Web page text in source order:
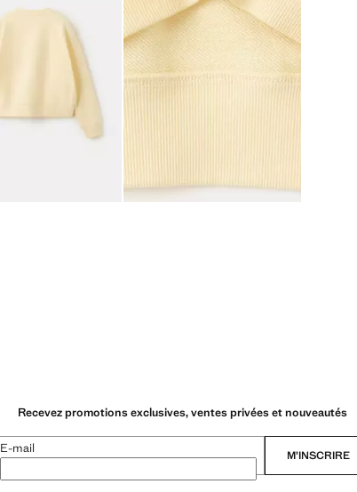
Recevez promotions exclusives, ventes privées et nouveautés
E-mail M’INSCRIRE